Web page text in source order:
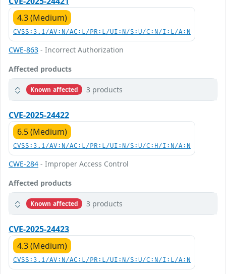
4.3 (Medium)
CVSS:3.1/AV:N/AC:L/PR:L/UI:N/S:U/C:N/I:L/A:N
CWE-863 - Incorrect Authorization
Affected products
Known affected 3 products
CVE-2025-24422
6.5 (Medium)
CVSS:3.1/AV:N/AC:L/PR:L/UI:N/S:U/C:H/I:N/A:N
CWE-284 - Improper Access Control
Affected products
Known affected 3 products
CVE-2025-24423
4.3 (Medium)
CVSS:3.1/AV:N/AC:L/PR:L/UI:N/S:U/C:N/I:L/A:N